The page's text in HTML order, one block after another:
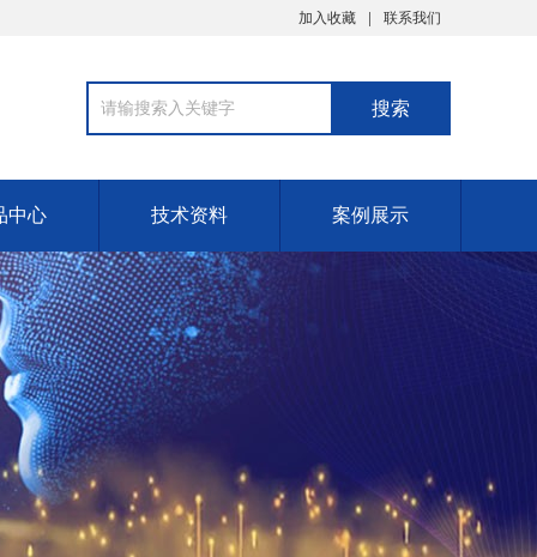
加入收藏 联系我们
中心 技术资料 案例展示